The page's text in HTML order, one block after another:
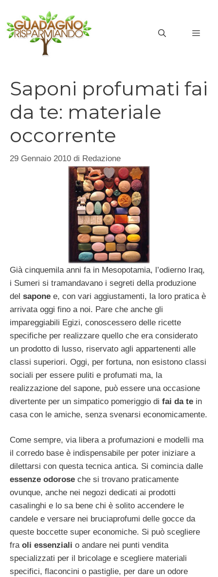
contenuto
Saponi profumati fai
da te: materiale
occorrente
29 Gennaio 2010 di Redazione
Già cinquemila anni fa in Mesopotamia, l’odierno Iraq,
i Sumeri si tramandavano i segreti della produzione
del sapone e, con vari aggiustamenti, la loro pratica è
arrivata oggi fino a noi. Pare che anche gli
impareggiabili Egizi, conoscessero delle ricette
specifiche per realizzare quello che era considerato
un prodotto di lusso, riservato agli appartenenti alle
classi superiori. Oggi, per fortuna, non esistono classi
sociali per essere puliti e profumati ma, la
realizzazione del sapone, può essere una occasione
divertente per un simpatico pomeriggio di fai da te in
casa con le amiche, senza svenarsi economicamente.
Come sempre, via libera a profumazioni e modelli ma
il corredo base è indispensabile per poter iniziare a
dilettarsi con questa tecnica antica. Si comincia dalle
essenze odorose che si trovano praticamente
ovunque, anche nei negozi dedicati ai prodotti
casalinghi e lo sa bene chi è solito accendere le
candele e versare nei bruciaprofumi delle gocce da
queste boccette super economiche. Si può scegliere
fra oli essenziali o andare nei punti vendita
specializzati per il bricolage e scegliere materiali
specifici, flaconcini o pastiglie, per dare un odore